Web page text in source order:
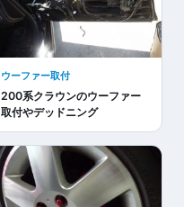
ウーファー取付
200系クラウンのウーファー
取付やデッドニング